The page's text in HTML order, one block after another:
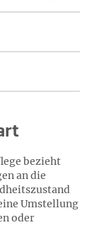
bezieht
an die
Umstellung
oder